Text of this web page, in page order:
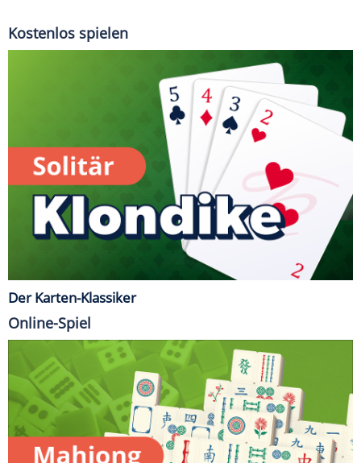
Kostenlos spielen
Der Karten-Klassiker
Online-Spiel